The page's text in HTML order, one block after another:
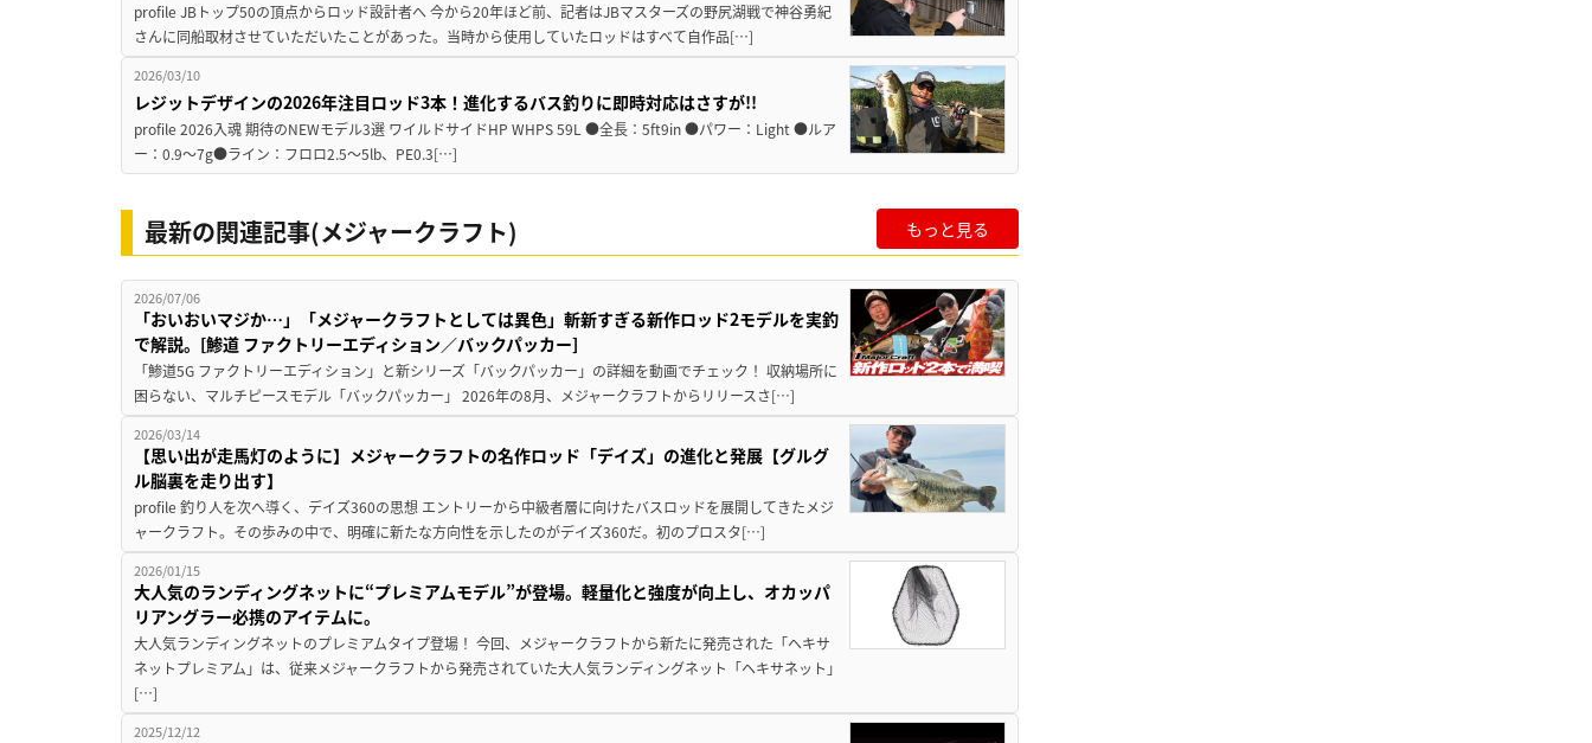
profile JBトップ50の頂点からロッド設計者へ 今から20年ほど前、記者はJBマスターズの野尻湖戦で神谷勇紀
さんに同船取材させていただいたことがあった。当時から使用していたロッドはすべて自作品[…]
2026/03/10
レジットデザインの2026年注目ロッド3本！進化するバス釣りに即時対応はさすが!!
profile 2026入魂 期待のNEWモデル3選 ワイルドサイドHP WHPS 59L ●全長：5ft9in ●パワー：Light ●ルア
ー：0.9〜7g●ライン：フロロ2.5〜5lb、PE0.3[…]
最新の関連記事(メジャークラフト) もっと見る
2026/07/06
「おいおいマジか…」「メジャークラフトとしては異色」斬新すぎる新作ロッド2モデルを実釣
で解説。[鯵道 ファクトリーエディション／バックパッカー]
「鯵道5G ファクトリーエディション」と新シリーズ「バックパッカー」の詳細を動画でチェック！ 収納場所に
困らない、マルチピースモデル「バックパッカー」 2026年の8月、メジャークラフトからリリースさ[…]
2026/03/14
【思い出が走馬灯のように】メジャークラフトの名作ロッド「デイズ」の進化と発展【グルグ
ル脳裏を走り出す】
profile 釣り人を次へ導く、デイズ360の思想 エントリーから中級者層に向けたバスロッドを展開してきたメジ
ャークラフト。その歩みの中で、明確に新たな方向性を示したのがデイズ360だ。初のプロスタ[…]
2026/01/15
大人気のランディングネットに“プレミアムモデル”が登場。軽量化と強度が向上し、オカッパ
リアングラー必携のアイテムに。
大人気ランディングネットのプレミアムタイプ登場！ 今回、メジャークラフトから新たに発売された「ヘキサ
ネットプレミアム」は、従来メジャークラフトから発売されていた大人気ランディングネット「ヘキサネット」
[…]
2025/12/12